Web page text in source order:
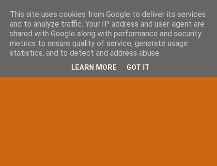
This site uses cookies from Google to deliver its services
and to analyze traffic. Your IP address and user-agent are
shared with Google along with performance and security
metrics to ensure quality of service, generate usage
statistics, and to detect and address abuse.
LEARN MORE GOT IT